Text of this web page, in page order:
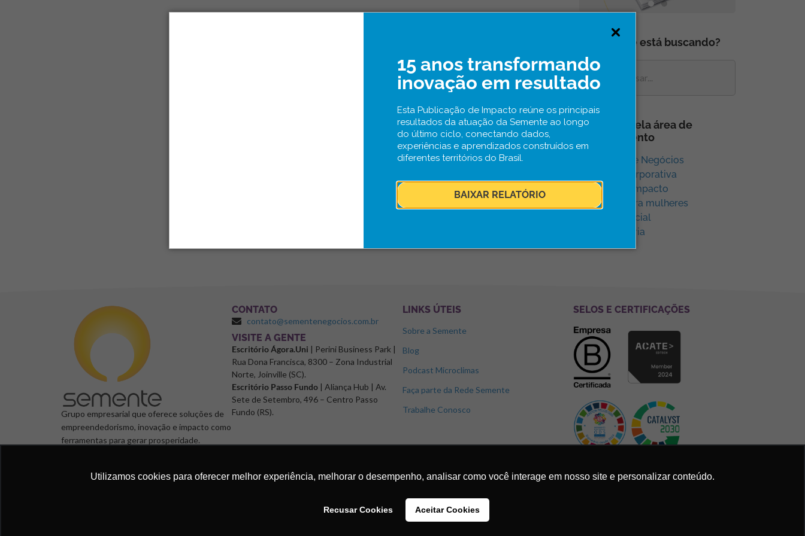
15 anos transformando
inovação em resultado
Esta Publicação de Impacto reúne os principais
resultados da atuação da Semente ao longo
do último ciclo, conectando dados,
experiências e aprendizados construídos em
diferentes territórios do Brasil.
BAIXAR RELATÓRIO
Utilizamos cookies para oferecer melhor experiência, melhorar o desempenho, analisar como você interage em nosso site e personalizar conteúdo.
Recusar Cookies Aceitar Cookies
O que você está buscando?
Navegue pela área de
conhecimento
Aceleração e Negócios
Inovação Corporativa
Inovação e Impacto
Inovação para mulheres
Inovação Social
Sem categoria
Grupo empresarial que oferece soluções de
empreendedorismo, inovação e impacto como
ferramentas para gerar prosperidade.
CONTATO
contato@sementenegocios.com.br
⁠VISITE A GENTE
Escritório Ágora.Uni | Perini Business Park |
Rua Dona Francisca, 8300 – Zona Industrial
Norte, Joinville (SC).
Escritório Passo Fundo | Aliança Hub | Av.
Sete de Setembro, 496 – Centro Passo
Fundo (RS).
LINKS ÚTEIS
Sobre a Semente
Blog
Podcast Microclimas
Faça parte da Rede Semente
Trabalhe Conosco
SELOS E CERTIFICAÇÕES